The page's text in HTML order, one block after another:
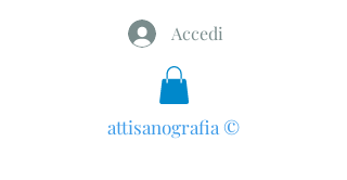
Accedi
attisanografia ©